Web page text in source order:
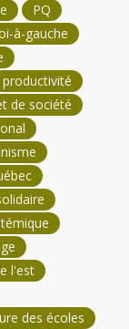
PQ
à-gauche
productivité
de société
l'est
des écoles